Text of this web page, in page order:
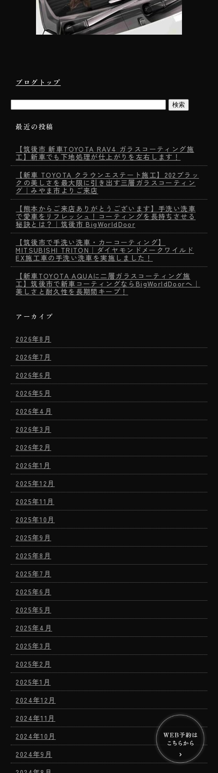
ブログトップ
最近の投稿
【筑後市 新車TOYOTA RAV4 ガラスコーティング施
工】新車でも下地処理が仕上がりを左右します！
【新車 TOYOTA クラウンエステート施工】202ブラッ
クの美しさを最大限に引き出す三層ガラスコーティン
グ｜みやま市よりご来店
【熊本からご来店ありがとうございます】手洗い洗車
で愛車をリフレッシュ！コーティングを長持ちさせる
秘訣とは？｜筑後市 BigWorldDoor
【筑後市で手洗い洗車・カーコーティング】
MITSUBISHI TRITON｜ダイヤモンドメークワイルド
EX施工車の手洗い洗車を実施しました！
【新車TOYOTA AQUAに二層ガラスコーティング施
工】筑後市で新車コーティングならBigWorldDoorへ｜
美しさと耐久性を長期間キープ！
アーカイブ
2026年8月
2026年7月
2026年6月
2026年5月
2026年4月
2026年3月
2026年2月
2026年1月
2025年12月
2025年11月
2025年10月
2025年9月
2025年8月
2025年7月
2025年6月
2025年5月
2025年4月
2025年3月
2025年2月
2025年1月
2024年12月
2024年11月
2024年10月
2024年9月